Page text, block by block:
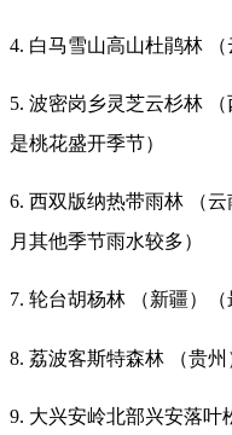
4. 白马雪山高山杜鹃林
5. 波密岗乡灵芝云杉林
是桃花盛开季节）
6. 西双版纳热带雨林 （
月其他季节雨水较多）
7. 轮台胡杨林 （新疆）
8. 荔波客斯特森林 （贵州
9. 大兴安岭北部兴安落叶